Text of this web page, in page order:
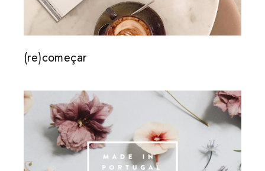
(re)começar